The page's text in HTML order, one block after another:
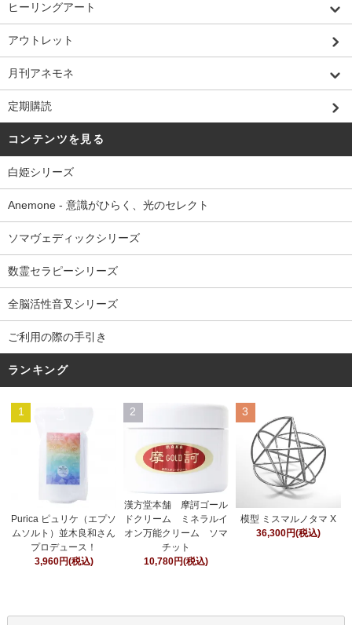
ヒーリングアート
アウトレット
月刊アネモネ
定期購読
コンテンツを見る
白姫シリーズ
Anemone - 意識がひらく、光のセレクト
ソマヴェディックシリーズ
数霊セラピーシリーズ
全脳活性音叉シリーズ
ご利用の際の手引き
ランキング
1
Purica ピュリケ（エプソ
ムソルト）並木良和さん
プロデュース！
3,960円(税込)
2
漢方堂本舗 摩訶ゴール
ドクリーム ミネラルイ
オン万能クリーム ソマ
チット
10,780円(税込)
3
模型 ミスマルノタマ X
36,300円(税込)